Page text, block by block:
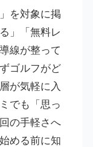
を対象に掲
」「無料レ
線が整って
ゴルフがど
が気軽に入
でも「思っ
の手軽さへ
める前に知